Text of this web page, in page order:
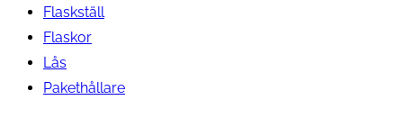
Flaskställ
Flaskor
Lås
Pakethållare